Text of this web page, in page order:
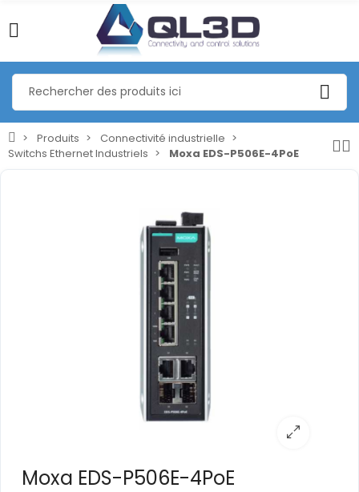
Produits
Connectivité industrielle
Switchs Ethernet Industriels
Moxa EDS-P506E-4PoE
Moxa EDS-P506E-4PoE